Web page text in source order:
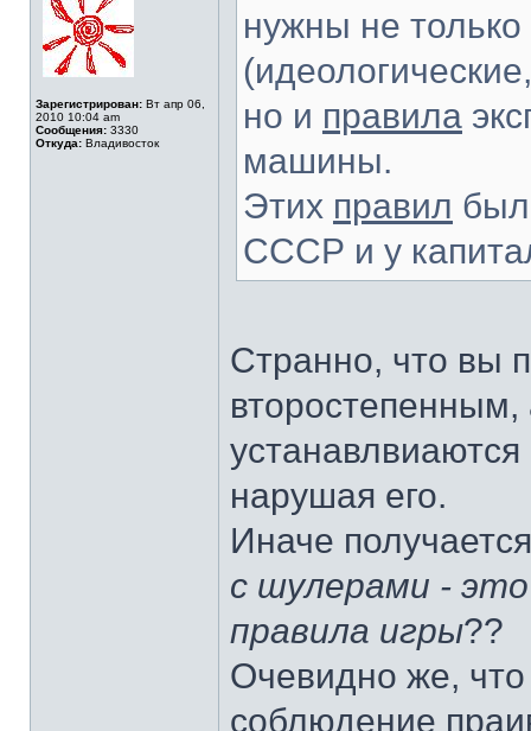
Зарегистрирован: Вт апр 06,
2010 10:04 am
Сообщения: 3330
Откуда: Владивосток
нужны не только
но и правила
машины.
Этих правил
СССР и у
Странно, что вы
нарушая его.
Иначе
с шулерами -
правила игры??
Очевидно же, что
соблюдение